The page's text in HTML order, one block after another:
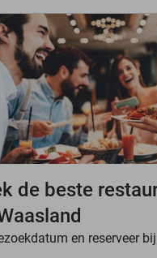
de beste
en reserveer